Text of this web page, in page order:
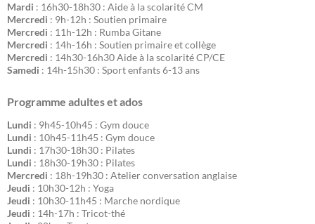
Mardi : 16h30-18h30 : Aide à la scolarité CM
Mercredi : 9h-12h : Soutien primaire
Mercredi : 11h-12h : Rumba Gitane
Mercredi : 14h-16h : Soutien primaire et collège
Mercredi : 14h30-16h30 Aide à la scolarité CP/CE
Samedi : 14h-15h30 : Sport enfants 6-13 ans
Programme adultes et ados
Lundi : 9h45-10h45 : Gym douce
Lundi : 10h45-11h45 : Gym douce
Lundi : 17h30-18h30 : Pilates
Lundi : 18h30-19h30 : Pilates
Mercredi : 18h-19h30 : Atelier conversation anglaise
Jeudi : 10h30-12h : Yoga
Jeudi : 10h30-11h45 : Marche nordique
Jeudi : 14h-17h : Tricot-thé